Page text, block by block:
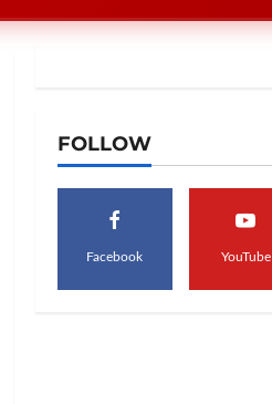
FOLLOW
Facebook YouTube